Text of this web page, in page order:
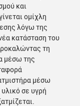
και
ομίχλη
λόγω της
κατάσταση του
τη
μέσω της
μέσω
σε υγρή